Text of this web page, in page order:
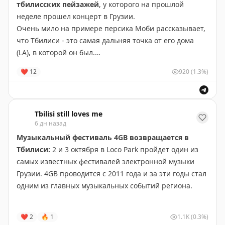
18:30-22:28
Тбилиси - Батуми
00:30 - 04:37
08:05 - 12:06
17:10 - 21:11
Mark’n’Post— посылки / переезды / документы из/
в Грузию
тбилисских пейзажей, у которого на прошлой
неделе прошел концерт в Грузии.
Очень мило на примере персика Моби рассказывает,
что Тбилиси - это самая дальняя точка от его дома
(LA), в которой он был.
Также он упоминает, что Тбилиси находится рядом с
Украина, граница с Россией, Иран. Да, мистер Моби,
все так.
Mark’n’Post— посылки / переезды / документы из/
в Грузию
❤ 12 920(1.3%)
Tbilisi still loves me
6 дн назад
Музыкальный фестиваль 4GB возвращается в
Тбилиси: 2 и 3 октября в Loco Park пройдет один из
самых известных фестивалей электронной музыки
Грузии. 4GB проводится с 2011 года и за эти годы стал
одним из главных музыкальных событий региона.
2019-2
,2023
❤ 2 🔥 1 1.1K(0.3%)